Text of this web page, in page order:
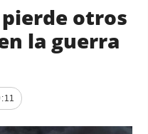
otros
la guerra